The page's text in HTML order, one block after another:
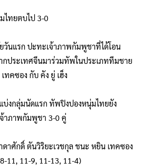
ไทยตบไป 3-0
วันแรก ปะทะเจ้าภาพกัมพูชาที่ได้โอน
ประเทศจีนมาร่วมทัพในประเภททีมชาย
ทคซอง กับ​ คัง ยู่ เฮ็ง
บ่งกลุ่มนัดแรก​ ทัพปิงปองหนุ่มไทยยัง
าภาพกัมพูชา 3-0 คู่
าศักดิ์ ตันวิริยะเวชกุล​ ชนะ​ หยิน เทคซอง
11, 11-9, 11-13, 11-4)